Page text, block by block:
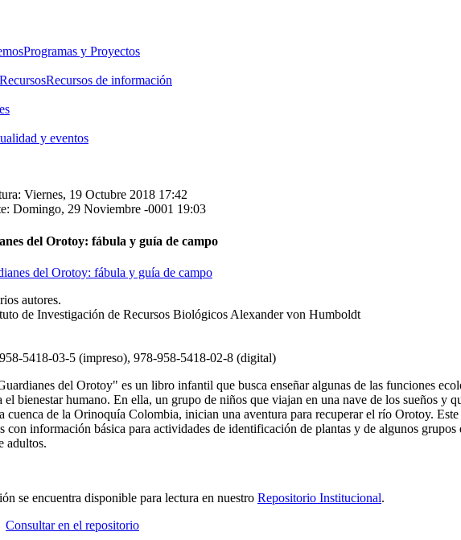
Programas y Proyectos
Recursos de información
y eventos
Viernes, 19 Octubre 2018 17:42
Domingo, 29 Noviembre -0001 19:03
del Orotoy: fábula y guía de campo
autores.
de Investigación de Recursos Biológicos Alexander von Humboldt
5418-03-5 (impreso), 978-958-5418-02-8 (digital)
del Orotoy" es un libro infantil que busca enseñar algunas de las funciones
el bienestar humano. En ella, un grupo de niños que viajan en una nave de los sueños y
cuenca de la Orinoquía Colombia, inician una aventura para recuperar el río Orotoy.
con información básica para actividades de identificación de plantas y de algunos grupos
adultos.
se encuentra disponible para lectura en nuestro Repositorio Institucional.
Consultar en el repositorio